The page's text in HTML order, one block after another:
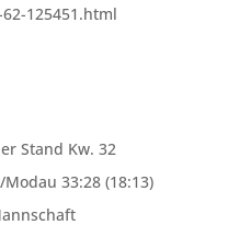
125451.html
Stand Kw. 32
33:28 (18:13)